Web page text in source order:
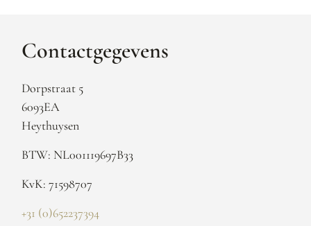
Contactgegevens
Dorpstraat 5
6093EA
Heythuysen
BTW: NL001119697B33
KvK: 71598707
+31 (0)652237394